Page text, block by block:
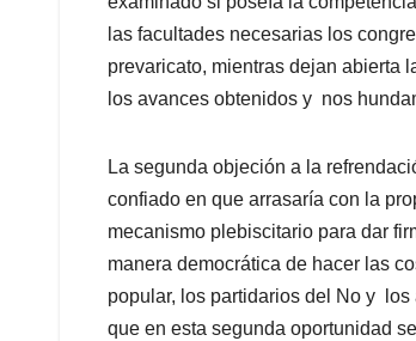
las facultades necesarias los
prevaricato, mientras dejan abierta
los avances obtenidos y nos
La segunda objeción a la
confiado en que arrasaría con la
mecanismo plebiscitario para dar
manera democrática de hacer las
popular, los partidarios del No y
que en esta segunda oportunidad